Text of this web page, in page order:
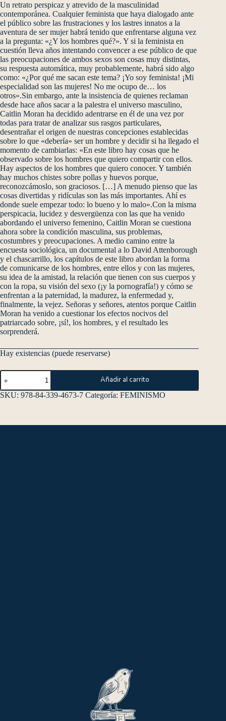
Un retrato perspicaz y atrevido de la masculinidad
contemporánea. Cualquier feminista que haya dialogado ante
el público sobre las frustraciones y los lastres innatos a la
aventura de ser mujer habrá tenido que enfrentarse alguna vez
a la pregunta: «¿Y los hombres qué?». Y si la feminista en
cuestión lleva años intentando convencer a ese público de que
las preocupaciones de ambos sexos son cosas muy distintas,
su respuesta automática, muy probablemente, habrá sido algo
como: «¿Por qué me sacan este tema? ¡Yo soy feminista! ¡Mi
especialidad son las mujeres! No me ocupo de… los
otros».Sin embargo, ante la insistencia de quienes reclaman
desde hace años sacar a la palestra el universo masculino,
Caitlin Moran ha decidido adentrarse en él de una vez por
todas para tratar de analizar sus rasgos particulares,
desentrañar el origen de nuestras concepciones establecidas
sobre lo que «debería» ser un hombre y decidir si ha llegado el
momento de cambiarlas: «En este libro hay cosas que he
observado sobre los hombres que quiero compartir con ellos.
Hay aspectos de los hombres que quiero conocer. Y también
hay muchos chistes sobre pollas y huevos porque,
reconozcámoslo, son graciosos. […] A menudo pienso que las
cosas divertidas y ridículas son las más importantes. Ahí es
donde suele empezar todo: lo bueno y lo malo».Con la misma
perspicacia, lucidez y desvergüenza con las que ha venido
abordando el universo femenino, Caitlin Moran se cuestiona
ahora sobre la condición masculina, sus problemas,
costumbres y preocupaciones. A medio camino entre la
encuesta sociológica, un documental a lo David Attenborough
y el chascarrillo, los capítulos de este libro abordan la forma
de comunicarse de los hombres, entre ellos y con las mujeres,
su idea de la amistad, la relación que tienen con sus cuerpos y
con la ropa, su visión del sexo (¡y la pornografía!) y cómo se
enfrentan a la paternidad, la madurez, la enfermedad y,
finalmente, la vejez. Señoras y señores, atentos porque Caitlin
Moran ha venido a cuestionar los efectos nocivos del
patriarcado sobre, ¡sí!, los hombres, y el resultado les
sorprenderá.
Hay existencias (puede reservarse)
Añadir al carrito
SKU: 978-84-339-4673-7 Categoría: FEMINISMO